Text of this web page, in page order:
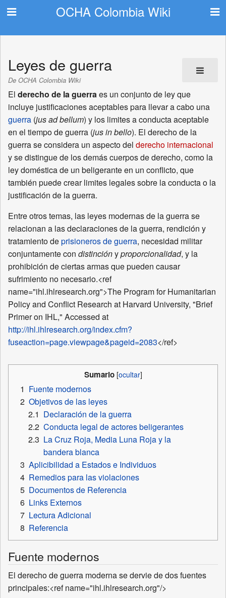
OCHA Colombia Wiki
Leyes de guerra
De OCHA Colombia Wiki
El derecho de la guerraes un conjunto de ley que
incluye justificaciones aceptables para llevar a cabo una
guerra (jus ad bellum) y los limites a conducta aceptable
en el tiempo de guerra (jus in bello). El derecho de la
guerra se considera un aspecto del derecho internacional
y se distingue de los demás cuerpos de derecho, como la
ley doméstica de un beligerante en un conflicto, que
también puede crear limites legales sobre la conducta o la
justificación de la guerra.
Entre otros temas, las leyes modernas de la guerra se
relacionan a las declaraciones de la guerra, rendición y
tratamiento deprisioneros de guerra, necesidad militar
conjuntamente con distinciónyproporcionalidad, y la
prohibición de ciertas armas que pueden causar
sufrimiento no necesario.<ref
name="ihl.ihlresearch.org">The Program for Humanitarian
Policy and Conflict Research at Harvard University, "Brief
Primer on IHL," Accessed at
http://ihl.ihlresearch.org/index.cfm?
fuseaction=page.viewpage&pageid=2083</ref>
Sumario
1 Fuente modernos
2 Objetivos de las leyes
2.1 Declaración de la guerra
2.2 Conducta legal de actores beligerantes
2.3 La Cruz Roja, Media Luna Roja y la
bandera blanca
3 Aplicibilidad a Estados e Individuos
4 Remedios para las violaciones
5 Documentos de Referencia
6 Links Externos
7 Lectura Adicional
8 Referencia
Fuente modernos
El derecho de guerra moderna se dervie de dos fuentes
principales:<ref name="ihl.ihlresearch.org"/>